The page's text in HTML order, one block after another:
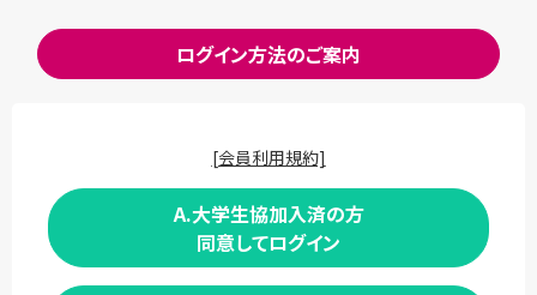
ログイン方法のご案内
[会員利用規約]
A.大学生協加入済の方
同意してログイン